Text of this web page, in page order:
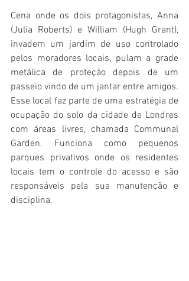
Cena onde os dois protagonistas, Anna
(Julia Roberts) e William (Hugh Grant),
invadem um jardim de uso controlado
pelos moradores locais, pulam a grade
metálica de proteção depois de um
passeio vindo de um jantar entre amigos.
Esse local faz parte de uma estratégia de
ocupação do solo da cidade de Londres
com áreas livres, chamada Communal
Garden. Funciona como pequenos
parques privativos onde os residentes
locais tem o controle do acesso e são
responsáveis pela sua manutenção e
disciplina.